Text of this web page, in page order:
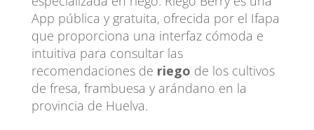
App pública y gratuita, ofrecida por el Ifapa
que proporciona una interfaz cómoda e
intuitiva para consultar las
recomendaciones de riego de los cultivos
de fresa, frambuesa y arándano en la
provincia de Huelva.